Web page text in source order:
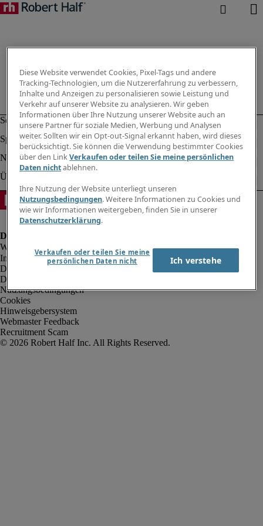
Impressum
Datenschutz
Datenschutz Arbeitnehmer/Zeitarbeitskräfte
Nutzungsbedingungen
Cookies
Hinweisgebersystem
Webmaster Feedback
Recruitment Scam
Diese Website verwendet Cookies, Pixel-Tags und andere
Tracking-Technologien, um die Nutzererfahrung zu verbessern,
Inhalte und Anzeigen zu personalisieren sowie Leistung und
Verkehr auf unserer Website zu analysieren. Wir geben
Informationen über Ihre Nutzung unserer Website auch an
unsere Partner für soziale Medien, Werbung und Analysen
weiter. Sollten wir ein Opt-out-Signal erkannt haben, wird dieses
berücksichtigt. Sie können die Verwendung bestimmter Cookies
über den LinkVerkaufen oder teilen Sie meine persönlichen
Daten nichtablehnen.
Ihre Nutzung der Website unterliegt unseren
Nutzungsbedingungen. Weitere Informationen zu Cookies und
wie wir Informationen weitergeben, finden Sie in unserer
Datenschutzerklärung.
Verkaufen oder teilen Sie meine
persönlichen Daten nicht
Ich verstehe